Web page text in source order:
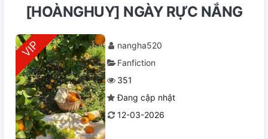
[HOÀNGHUY] NGÀY RỰC NẮNG
nangha520
Fanfiction
351
Đang cập nhật
12-03-2026